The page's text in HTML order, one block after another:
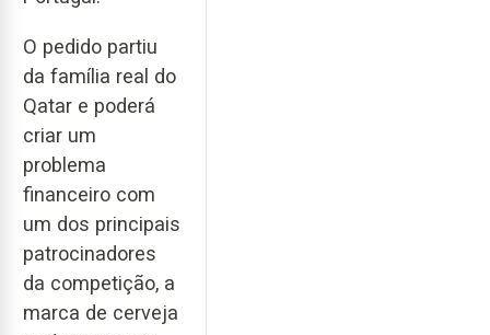
O pedido partiu
da família real do
Qatar e poderá
criar um
problema
financeiro com
um dos principais
patrocinadores
da competição, a
marca de cerveja